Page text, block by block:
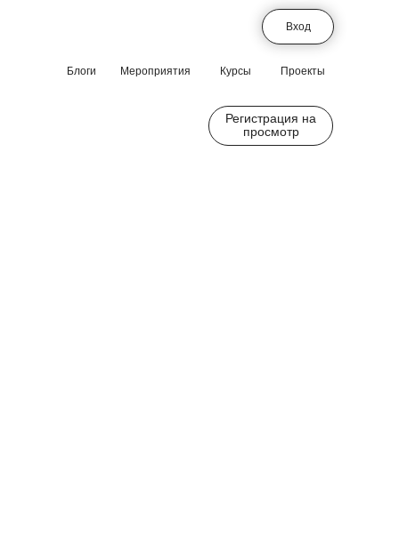
Курсы
Мероприятия Проекты
Блоги
Вход
Регистрация на
просмотр